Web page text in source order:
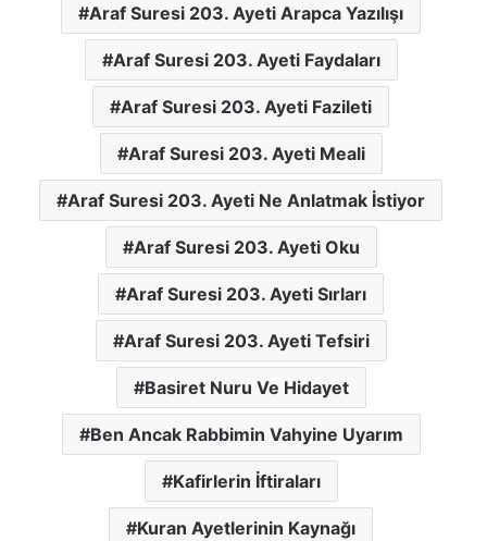
Araf Suresi 203. Ayeti Arapca Yazılışı
Araf Suresi 203. Ayeti Faydaları
Araf Suresi 203. Ayeti Fazileti
Araf Suresi 203. Ayeti Meali
Araf Suresi 203. Ayeti Ne Anlatmak İstiyor
Araf Suresi 203. Ayeti Oku
Araf Suresi 203. Ayeti Sırları
Araf Suresi 203. Ayeti Tefsiri
Basiret Nuru Ve Hidayet
Ben Ancak Rabbimin Vahyine Uyarım
Kafirlerin İftiraları
Kuran Ayetlerinin Kaynağı